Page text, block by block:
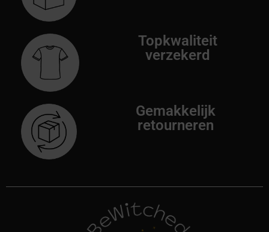
Topkwaliteit
verzekerd
Gemakkelijk
retourneren